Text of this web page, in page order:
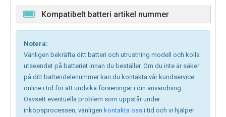
Kompatibelt batteri artikel nummer
Notera:
Vänligen bekräfta ditt batteri och utrustning modell och kolla
utseendet på batteriet innan du beställer. Om du inte är säker
på ditt batteridelenummer kan du kontakta vår kundservice
online i tid för att undvika förseningar i din användning.
Oavsett eventuella problem som uppstår under
inköpsprocessen, vänligen kontakta oss i tid och vi hjälper